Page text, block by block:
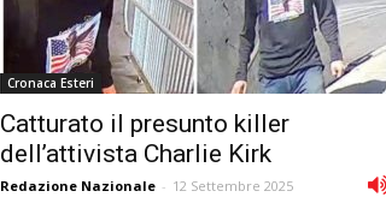
Cronaca Esteri
Catturato il presunto killer
dell’attivista Charlie Kirk
Redazione Nazionale - 12 Settembre 2025